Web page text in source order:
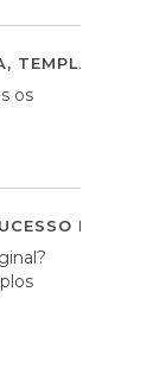
, TEMPLATES
os
DE